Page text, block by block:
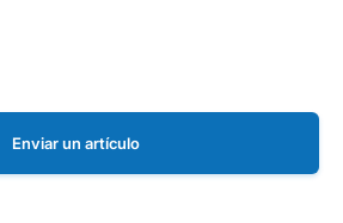
Enviar un artículo